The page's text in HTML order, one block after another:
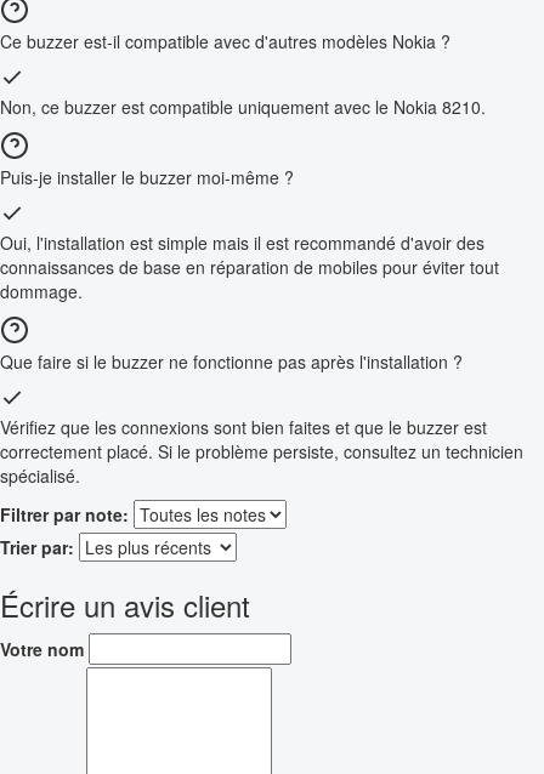
Ce buzzer est-il compatible avec d'autres modèles Nokia ?
Non, ce buzzer est compatible uniquement avec le Nokia 8210.
Puis-je installer le buzzer moi-même ?
Oui, l'installation est simple mais il est recommandé d'avoir des
connaissances de base en réparation de mobiles pour éviter tout
dommage.
Que faire si le buzzer ne fonctionne pas après l'installation ?
Vérifiez que les connexions sont bien faites et que le buzzer est
correctement placé. Si le problème persiste, consultez un technicien
spécialisé.
Filtrer par note:
Trier par:
Écrire un avis client
Votre nom